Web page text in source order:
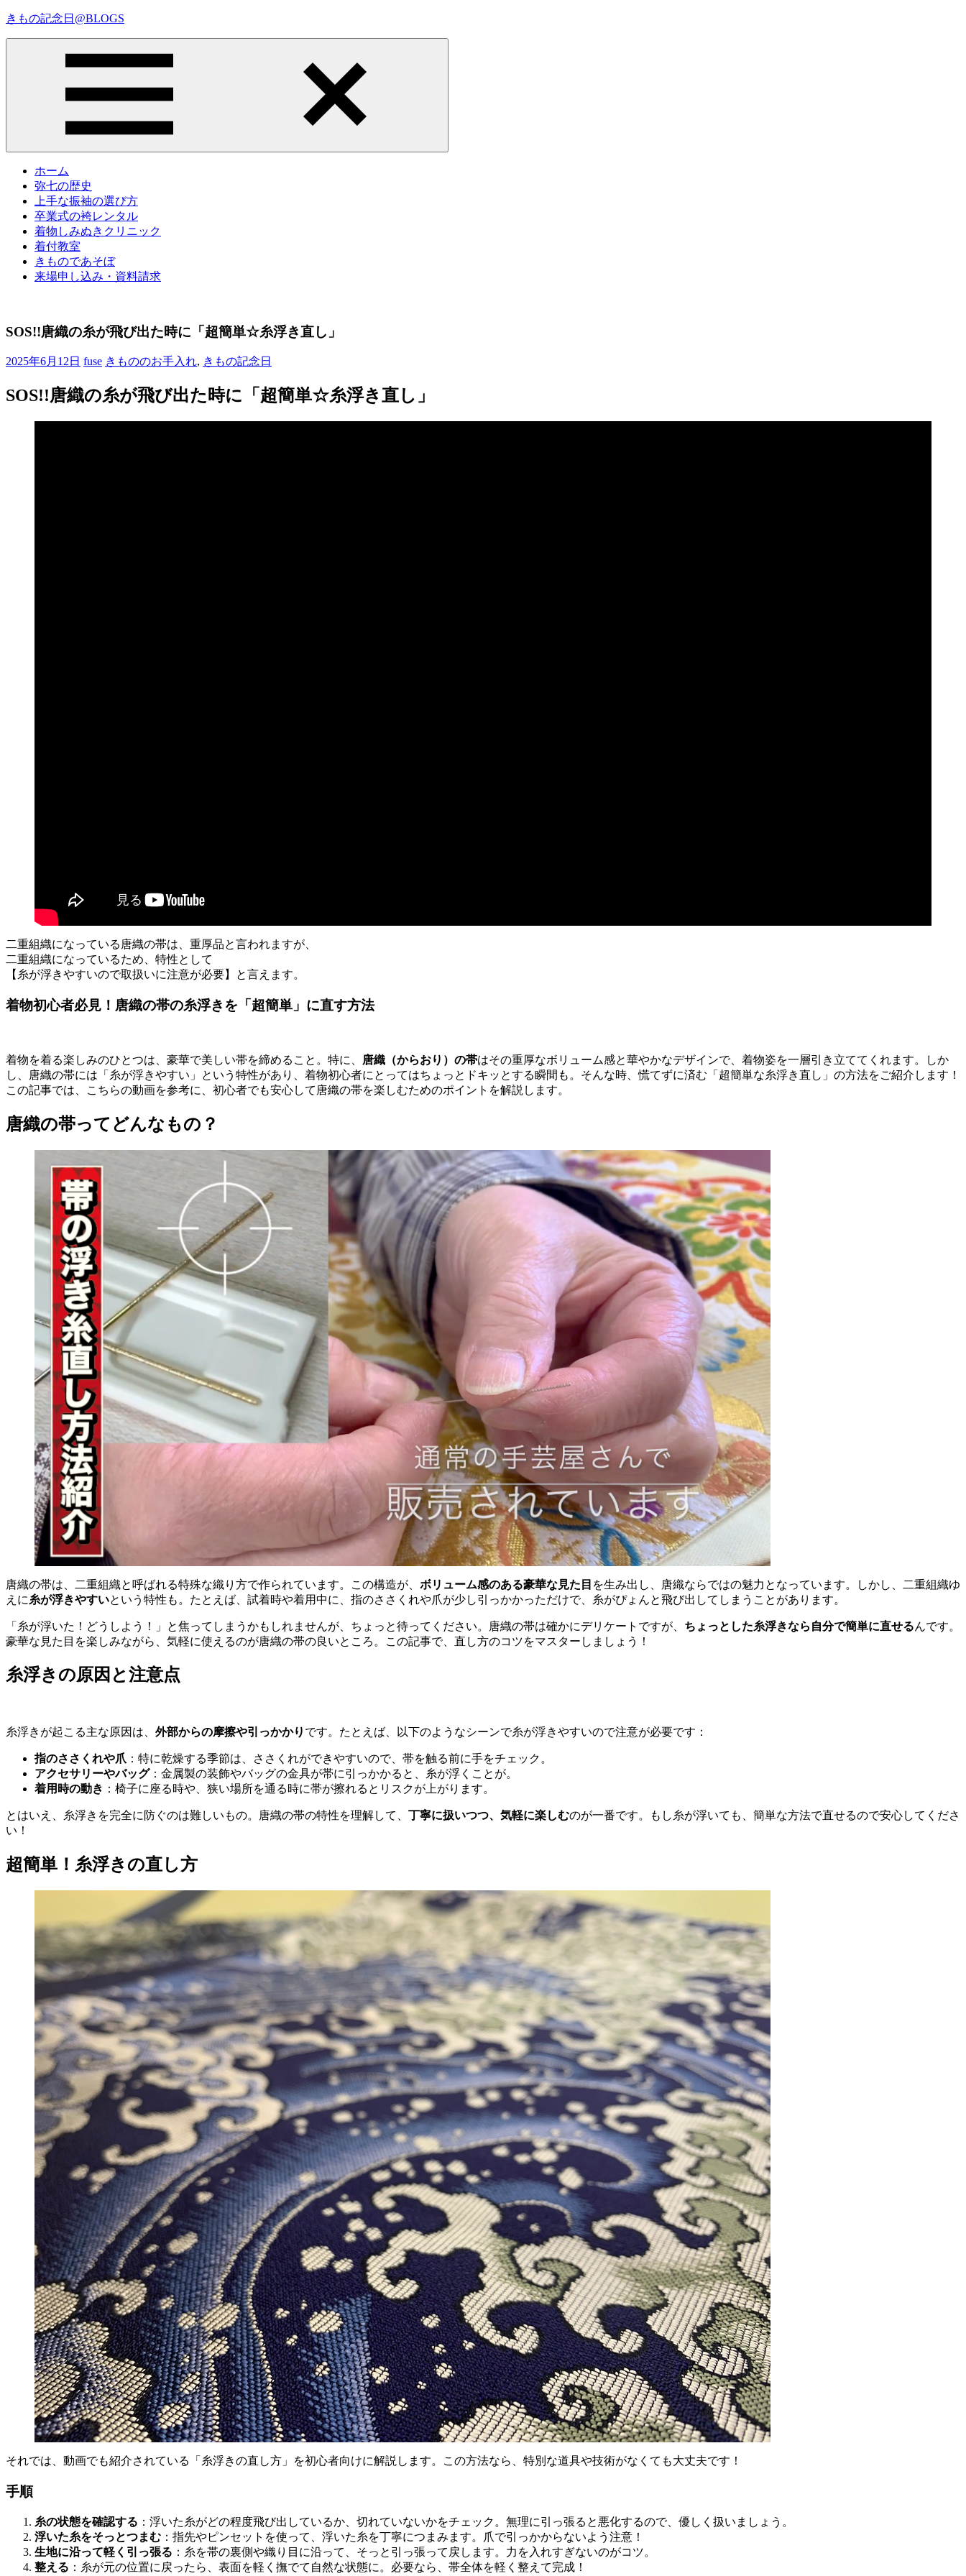
コ
プ
きもの記念日@BLOGS
ブ
グ
す。
Menu
ホーム
弥七の歴史
上手な振袖の選び方
卒業式の袴レンタル
着物しみぬきクリニック
着付教室
きものであそぼ
来場申し込み・資料請求
SOS!!唐織の糸が飛び出た時に「超簡単☆糸浮き直し」
2025年6月12日 fuse きもののお手入れ, きもの記念日
SOS!!唐織の糸が飛び出た時に「超簡単☆糸浮き直し」
二重組織になっている唐織の帯は、重厚品と言われますが、
二重組織になっているため、特性として
【糸が浮きやすいので取扱いに注意が必要】と言えます。
着物初心者必見！唐織の帯の糸浮きを「超簡単」に直す方法
着物を着る楽しみのひとつは、豪華で美しい帯を締めること。特に、 唐織（からおり）の帯はその重厚なボリューム感と華やかなデザインで、着物姿を一層引き立ててくれます。しか
し、唐織の帯には「糸が浮きやすい」という特性があり、着物初心者にとってはちょっとドキッとする瞬間も。そんな時、慌てずに済む「超簡単な糸浮き直し」の方法をご紹介します！
この記事では、こちらの動画を参考に、初心者でも安心して唐織の帯を楽しむためのポイントを解説します。
唐織の帯ってどんなもの？
唐織の帯は、二重組織と呼ばれる特殊な織り方で作られています。この構造が、 ボリューム感のある豪華な見た目 を生み出し、唐織ならではの魅力となっています。しかし、二重組織ゆ
えに 糸が浮きやすいという特性も。たとえば、試着時や着用中に、指のささくれや爪が少し引っかかっただけで、糸がぴょんと飛び出してしまうことがあります。
「糸が浮いた！どうしよう！」と焦ってしまうかもしれませんが、ちょっと待ってください。唐織の帯は確かにデリケートですが、 ちょっとした糸浮きなら自分で簡単に直せるんです。
豪華な見た目を楽しみながら、気軽に使えるのが唐織の帯の良いところ。この記事で、直し方のコツをマスターしましょう！
糸浮きの原因と注意点
糸浮きが起こる主な原因は、 外部からの摩擦や引っかかり です。たとえば、以下のようなシーンで糸が浮きやすいので注意が必要です：
指のささくれや爪 ：特に乾燥する季節は、ささくれができやすいので、帯を触る前に手をチェック。
アクセサリーやバッグ：金属製の装飾やバッグの金具が帯に引っかかると、糸が浮くことが。
着用時の動き ：椅子に座る時や、狭い場所を通る時に帯が擦れるとリスクが上がります。
とはいえ、糸浮きを完全に防ぐのは難しいもの。唐織の帯の特性を理解して、 丁寧に扱いつつ、気軽に楽しむのが一番です。もし糸が浮いても、簡単な方法で直せるので安心してくださ
い！
超簡単！糸浮きの直し方
それでは、動画でも紹介されている「糸浮きの直し方」を初心者向けに解説します。この方法なら、特別な道具や技術がなくても大丈夫です！
手順
糸の状態を確認する ：浮いた糸がどの程度飛び出しているか、切れていないかをチェック。無理に引っ張ると悪化するので、優しく扱いましょう。
浮いた糸をそっとつまむ ：指先やピンセットを使って、浮いた糸を丁寧につまみます。爪で引っかからないよう注意！
生地に沿って軽く引っ張る ：糸を帯の裏側や織り目に沿って、そっと引っ張って戻します。力を入れすぎないのがコツ。
整える ：糸が元の位置に戻ったら、表面を軽く撫でて自然な状態に。必要なら、帯全体を軽く整えて完成！